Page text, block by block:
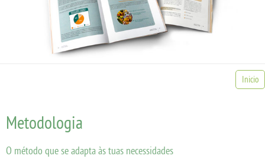
Inicio
Metodologia
O método que se adapta às tuas necessidades